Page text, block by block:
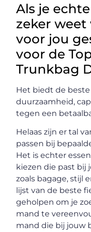
Als je
zeker
voor jou
voor de
Trunkbag
Het biedt de
duurzaamheid,
tegen een
Helaas zijn er tal
passen bij
Het is echter
kiezen die past bij
zoals bagage, stijl
lijst van de beste
geholpen om je
mand te
mand die bij jouw